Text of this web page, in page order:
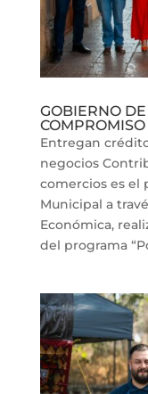
GOBIERNO
Entregan
negocios
comercios es el
Municipal a
Económica,
del programa